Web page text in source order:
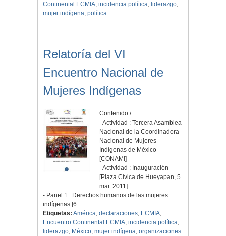
Continental ECMIA, incidencia política, liderazgo,
mujer indígena, política
Relatoría del VI
Encuentro Nacional de
Mujeres Indígenas
Contenido /
- Actividad : Tercera Asamblea
Nacional de la Coordinadora
Nacional de Mujeres
Indígenas de México
[CONAMI]
- Actividad : Inauguración
[Plaza Cívica de Hueyapan, 5
mar. 2011]
- Panel 1 : Derechos humanos de las mujeres
indígenas [6…
Etiquetas: América, declaraciones, ECMIA,
Encuentro Continental ECMIA, incidencia política,
liderazgo, México, mujer indígena, organizaciones